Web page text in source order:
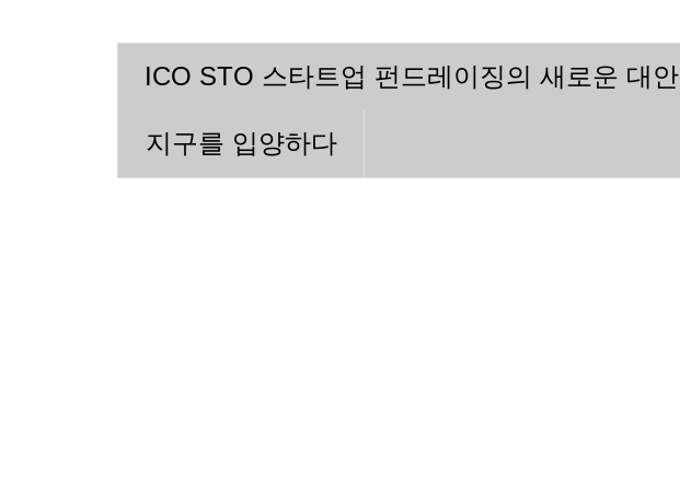
ICO STO 스타트업 펀드레이징의 새로운 대안
지구를 입양하다